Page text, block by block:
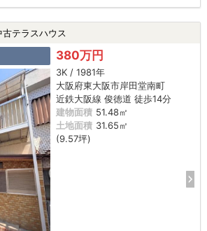
テラスハウス
380万円
3K / 1981年
大阪府東大阪市岸田堂南町
近鉄大阪線 俊徳道 徒歩14分
建物面積 51.48㎡
土地面積 31.65㎡
(9.57坪)